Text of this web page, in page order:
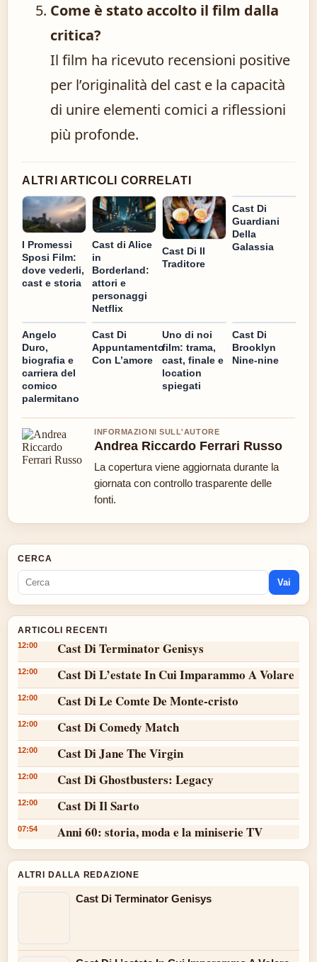
Come è stato accolto il film dalla
critica?
Il film ha ricevuto recensioni positive
per l’originalità del cast e la capacità
di unire elementi comici a riflessioni
più profonde.
ALTRI ARTICOLI CORRELATI
I Promessi
Sposi Film:
dove vederli,
cast e storia
Cast di Alice
in
Borderland:
attori e
personaggi
Netflix
Cast Di Il
Traditore
Cast Di
Guardiani
Della
Galassia
Angelo
Duro,
biografia e
carriera del
comico
palermitano
Cast Di
Appuntamento
Con L’amore
Uno di noi
film: trama,
cast, finale e
location
spiegati
Cast Di
Brooklyn
Nine-nine
INFORMAZIONI SULL'AUTORE
Andrea Riccardo Ferrari Russo
La copertura viene aggiornata durante la
giornata con controllo trasparente delle
fonti.
CERCA
Vai
ARTICOLI RECENTI
12:00 Cast Di Terminator Genisys
12:00 Cast Di L’estate In Cui Imparammo A Volare
12:00 Cast Di Le Comte De Monte-cristo
12:00 Cast Di Comedy Match
12:00 Cast Di Jane The Virgin
12:00 Cast Di Ghostbusters: Legacy
12:00 Cast Di Il Sarto
07:54 Anni 60: storia, moda e la miniserie TV
ALTRI DALLA REDAZIONE
Cast Di Terminator Genisys